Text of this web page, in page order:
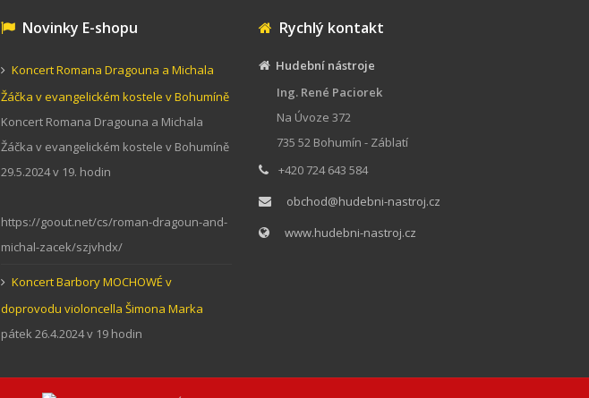
Novinky E-shopu
Koncert Romana Dragouna a Michala
Žáčka v evangelickém kostele v Bohumíně
Koncert Romana Dragouna a Michala
Žáčka v evangelickém kostele v Bohumíně
29.5.2024 v 19. hodin
https://goout.net/cs/roman-dragoun-and-
michal-zacek/szjvhdx/
Koncert Barbory MOCHOWÉ v
doprovodu violoncella Šimona Marka
pátek 26.4.2024 v 19 hodin
Rychlý kontakt
Hudební nástroje
Ing. René Paciorek
Na Úvoze 372
735 52 Bohumín - Záblatí
+420 724 643 584
obchod@hudebni-nastroj.cz
www.hudebni-nastroj.cz